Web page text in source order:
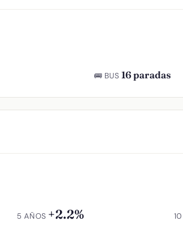
🚌 BUS 16 paradas
5 AÑOS +2.2%